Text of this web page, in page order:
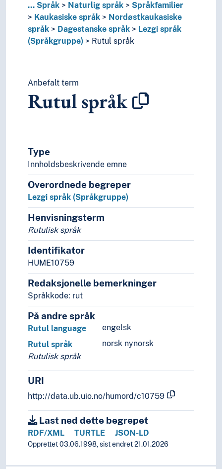
Språkevnen
Språkhistorie
Språkkultur
Tid i enheter, stadier og perioder
... Språk Naturlig språk
Språkfamilier
Kaukasiske språk
Nordøstkaukasiske
språk
Dagestanske språk
Lezgi språk
(Språkgruppe)
Rutul språk
Anbefalt term
Rutul språk
Type
Innholdsbeskrivende emne
Overordnede begreper
Lezgi språk (Språkgruppe)
Henvisningsterm
Rutulisk språk
Identifikator
HUME10759
Redaksjonelle bemerkninger
Språkkode: rut
På andre språk
engelsk
Rutul language
norsk nynorsk
Rutul språk
Rutulisk språk
URI
http://data.ub.uio.no/humord/c10759
Last ned dette begrepet
RDF/XML TURTLE JSON-LD
Opprettet 03.06.1998, sist endret 21.01.2026